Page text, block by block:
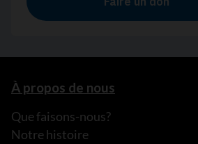
À propos de nous
Que faisons-nous?
Notre histoire